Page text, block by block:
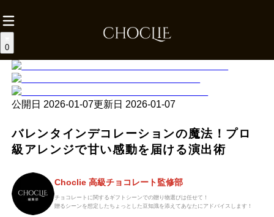
0
公開日 2026-01-07更新日 2026-01-07
バレンタインデコレーションの魔法！プロ
級アレンジで甘い感動を届ける演出術
Choclie 高級チョコレート監修部
チョコレートに関するギフトシーンでの贈り物選びは任せて！
贈るシーンを想定したちょっとした豆知識を添えてあなたにアドバイスします！